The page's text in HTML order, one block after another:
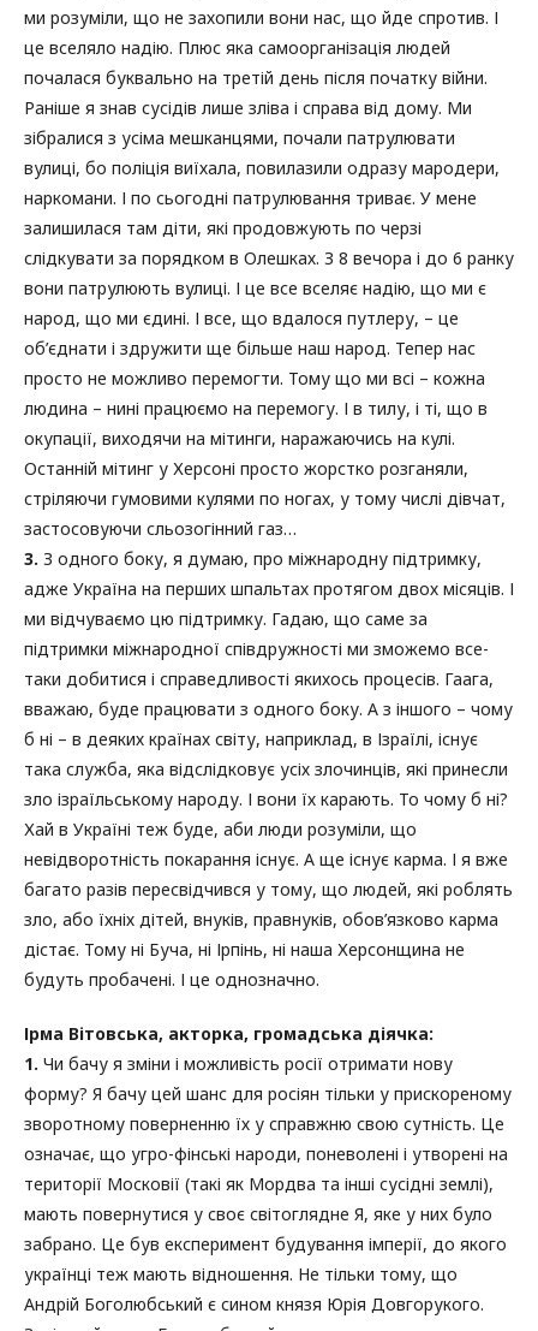
ми розуміли, що не захопили вони нас, що йде спротив. І
це вселяло надію. Плюс яка самоорганізація людей
почалася буквально на третій день після початку війни.
Раніше я знав сусідів лише зліва і справа від дому. Ми
зібралися з усіма мешканцями, почали патрулювати
вулиці, бо поліція виїхала, повилазили одразу мародери,
наркомани. І по сьогодні патрулювання триває. У мене
залишилася там діти, які продовжують по черзі
слідкувати за порядком в Олешках. З 8 вечора і до 6 ранку
вони патрулюють вулиці. І це все вселяє надію, що ми є
народ, що ми єдині. І все, що вдалося путлеру, – це
об’єднати і здружити ще більше наш народ. Тепер нас
просто не можливо перемогти. Тому що ми всі – кожна
людина – нині працюємо на перемогу. І в тилу, і ті, що в
окупації, виходячи на мітинги, наражаючись на кулі.
Останній мітинг у Херсоні просто жорстко розганяли,
стріляючи гумовими кулями по ногах, у тому числі дівчат,
застосовуючи сльозогінний газ…
3. З одного боку, я думаю, про міжнародну підтримку,
адже Україна на перших шпальтах протягом двох місяців. І
ми відчуваємо цю підтримку. Гадаю, що саме за
підтримки міжнародної співдружності ми зможемо все-
таки добитися і справедливості якихось процесів. Гаага,
вважаю, буде працювати з одного боку. А з іншого – чому
б ні – в деяких країнах світу, наприклад, в Ізраїлі, існує
така служба, яка відслідковує усіх злочинців, які принесли
зло ізраїльському народу. І вони їх карають. То чому б ні?
Хай в Україні теж буде, аби люди розуміли, що
невідворотність покарання існує. А ще існує карма. І я вже
багато разів пересвідчився у тому, що людей, які роблять
зло, або їхніх дітей, внуків, правнуків, обов’язково карма
дістає. Тому ні Буча, ні Ірпінь, ні наша Херсонщина не
будуть пробачені. І це однозначно.
Ірма Вітовська, акторка, громадська діячка:
1. Чи бачу я зміни і можливість росії отримати нову
форму? Я бачу цей шанс для росіян тільки у прискореному
зворотному поверненню їх у справжню свою сутність. Це
означає, що угро-фінські народи, поневолені і утворені на
території Московії (такі як Мордва та інші сусідні землі),
мають повернутися у своє світоглядне Я, яке у них було
забрано. Це був експеримент будування імперії, до якого
українці теж мають відношення. Не тільки тому, що
Андрій Боголюбський є сином князя Юрія Довгорукого.